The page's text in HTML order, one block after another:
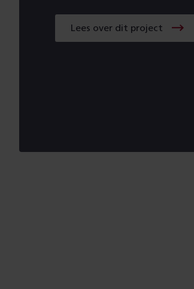
Lees over dit project
Lees
over